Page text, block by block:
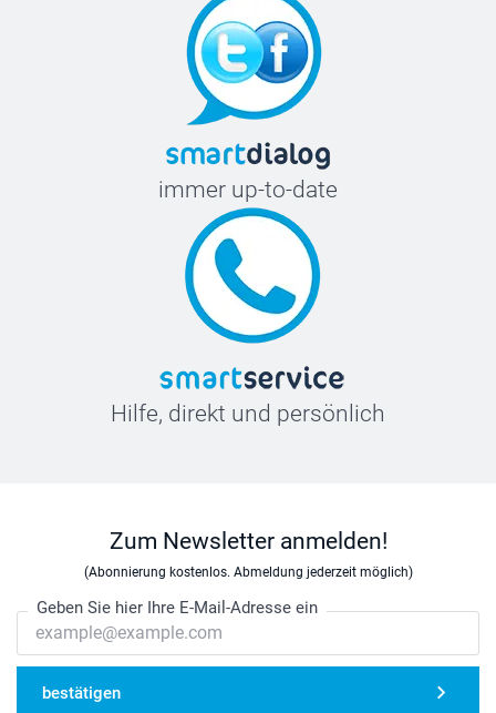
immer up-to-date
Hilfe, direkt und persönlich
Zum Newsletter anmelden!
(Abonnierung kostenlos. Abmeldung jederzeit möglich)
Geben Sie hier Ihre E-Mail-Adresse ein
bestätigen